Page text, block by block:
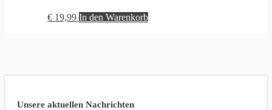
€ 19,99 In den Warenkorb
Unsere aktuellen Nachrichten